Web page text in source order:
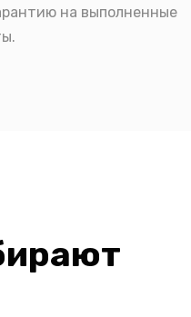
на выполненные